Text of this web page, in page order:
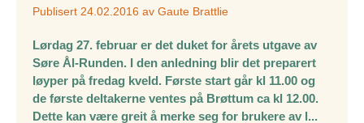
Publisert 24.02.2016 av Gaute Brattlie
Lørdag 27. februar er det duket for årets utgave av
Søre Ål-Runden. I den anledning blir det preparert
løyper på fredag kveld. Første start går kl 11.00 og
de første deltakerne ventes på Brøttum ca kl 12.00.
Dette kan være greit å merke seg for brukere av l...